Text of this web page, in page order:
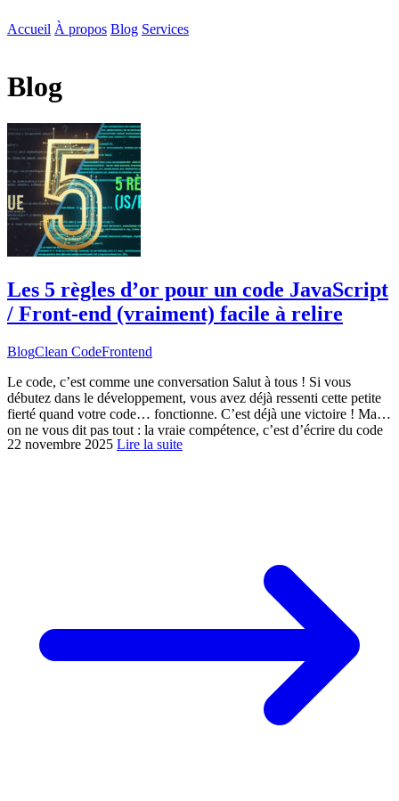
Accueil À propos Blog Services
Blog
Les 5 règles d’or pour un code JavaScript
/ Front-end (vraiment) facile à relire
BlogClean CodeFrontend
Le code, c’est comme une conversation Salut à tous ! Si vous
débutez dans le développement, vous avez déjà ressenti cette petite
fierté quand votre code… fonctionne. C’est déjà une victoire ! Mais
on ne vous dit pas tout : la vraie compétence, c’est d’écrire du code
qui parle. Pensez-y : vous allez passer beaucoup […]
22 novembre 2025 Lire la suite